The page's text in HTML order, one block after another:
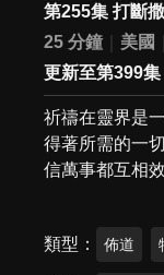
第255集 打斷
25 分鐘
美國
更新至第399集
祈禱在靈界是
得著所需的一
信萬事都互相
類型 佈道